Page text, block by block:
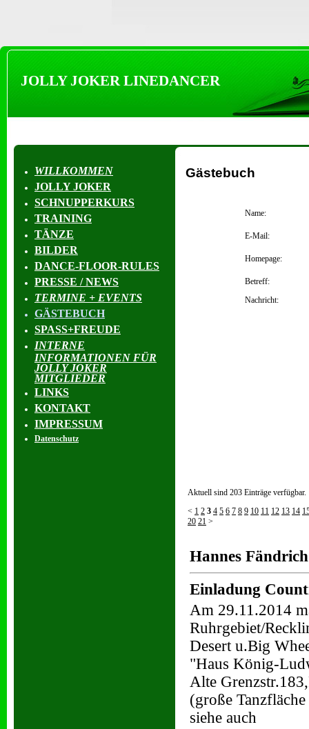
JOLLY JOKER LINEDANCER
WILLKOMMEN
JOLLY JOKER
SCHNUPPERKURS
TRAINING
TÄNZE
BILDER
DANCE-FLOOR-RULES
PRESSE / NEWS
TERMINE + EVENTS
GÄSTEBUCH
SPASS+FREUDE
INTERNE
INFORMATIONEN FÜR
JOLLY JOKER
MITGLIEDER
LINKS
KONTAKT
IMPRESSUM
Datenschutz
Gästebuch
Name:
E-Mail:
Homepage:
Betreff:
Nachricht:
Aktuell sind 203 Einträge verfügbar.
< 1 2 3 4 5 6 7 8 9 10 11 12 13 14
20 21 >
Hannes
Einladung
Am 29.11.2014
Ruhrgebiet/
Desert u.Big
"Haus König-
Alte
(große
siehe auch